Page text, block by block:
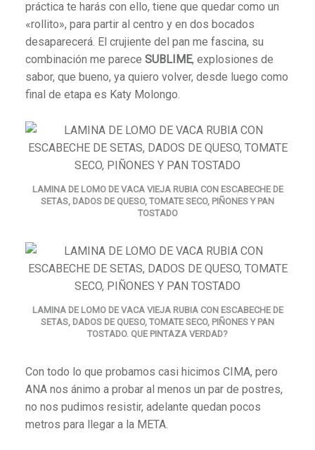
práctica te harás con ello, tiene que quedar como un
«rollito», para partir al centro y en dos bocados
desaparecerá. El crujiente del pan me fascina, su
combinación me parece SUBLIME, explosiones de
sabor, que bueno, ya quiero volver, desde luego como
final de etapa es Katy Molongo.
LAMINA DE LOMO DE VACA VIEJA RUBIA CON ESCABECHE DE
SETAS, DADOS DE QUESO, TOMATE SECO, PIÑONES Y PAN
TOSTADO
LAMINA DE LOMO DE VACA VIEJA RUBIA CON ESCABECHE DE
SETAS, DADOS DE QUESO, TOMATE SECO, PIÑONES Y PAN
TOSTADO. QUE PINTAZA VERDAD?
Con todo lo que probamos casi hicimos CIMA, pero
ANA nos ánimo a probar al menos un par de postres,
no nos pudimos resistir, adelante quedan pocos
metros para llegar a la META.